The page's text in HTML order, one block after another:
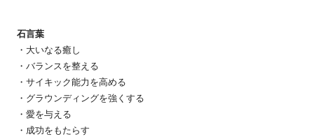
石言葉
・大いなる癒し
・バランスを整える
・サイキック能力を高める
・グラウンディングを強くする
・愛を与える
・成功をもたらす